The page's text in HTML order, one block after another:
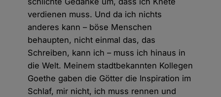
verdienen muss. Und da ich nichts
anderes kann – böse Menschen
behaupten, nicht einmal das, das
Schreiben, kann ich – muss ich hinaus in
die Welt. Meinem stadtbekannten Kollegen
Goethe gaben die Götter die Inspiration im
Schlaf, mir nicht, ich muss rennen und